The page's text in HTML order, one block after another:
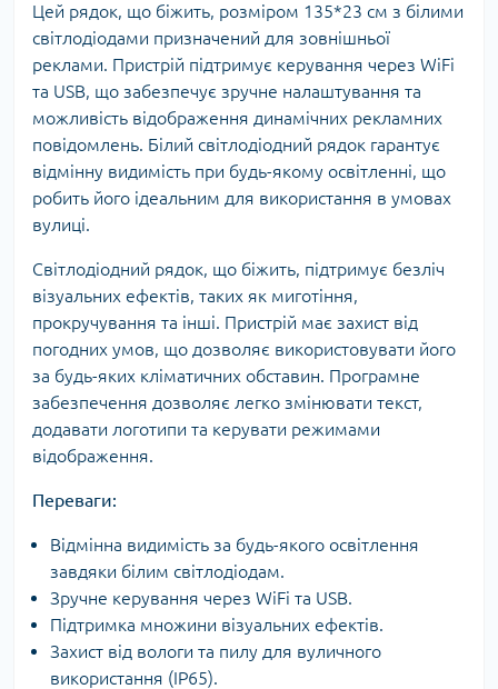
Цей рядок, що біжить, розміром 135*23 см з білими
світлодіодами призначений для зовнішньої
реклами. Пристрій підтримує керування через WiFi
та USB, що забезпечує зручне налаштування та
можливість відображення динамічних рекламних
повідомлень. Білий світлодіодний рядок гарантує
відмінну видимість при будь-якому освітленні, що
робить його ідеальним для використання в умовах
вулиці.
Світлодіодний рядок, що біжить, підтримує безліч
візуальних ефектів, таких як миготіння,
прокручування та інші. Пристрій має захист від
погодних умов, що дозволяє використовувати його
за будь-яких кліматичних обставин. Програмне
забезпечення дозволяє легко змінювати текст,
додавати логотипи та керувати режимами
відображення.
Переваги:
Відмінна видимість за будь-якого освітлення
завдяки білим світлодіодам.
Зручне керування через WiFi та USB.
Підтримка множини візуальних ефектів.
Захист від вологи та пилу для вуличного
використання (IP65).